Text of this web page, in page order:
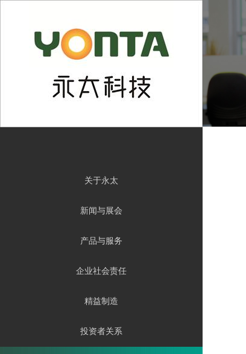
En
关于永太
新闻与展会
产品与服务
企业社会责任
精益制造
投资者关系